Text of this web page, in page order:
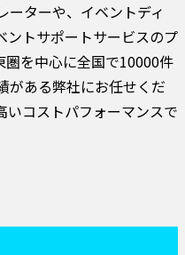
ーターや、イベントディ
ントサポートサービスのプ
圏を中心に全国で10000件
がある弊社にお任せくだ
いコストパフォーマンスで